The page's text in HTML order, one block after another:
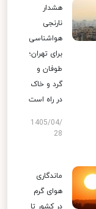
هشدار
نارنجی
هواشناسی
برای تهران؛
طوفان و
گرد و خاک
در راه است
1405/04/
28
ماندگاری
هوای گرم
در کشور تا